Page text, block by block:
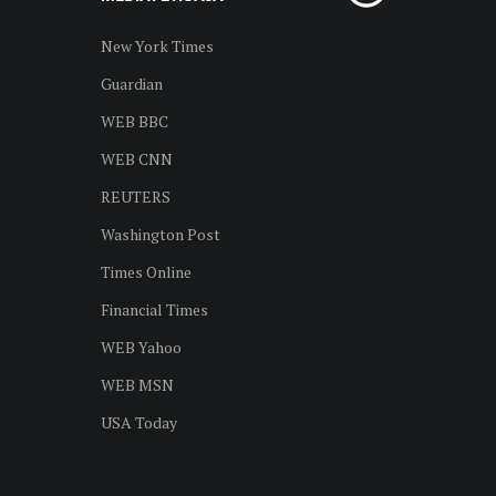
New York Times
Guardian
WEB BBC
WEB CNN
REUTERS
Washington Post
Times Online
Financial Times
WEB Yahoo
WEB MSN
USA Today